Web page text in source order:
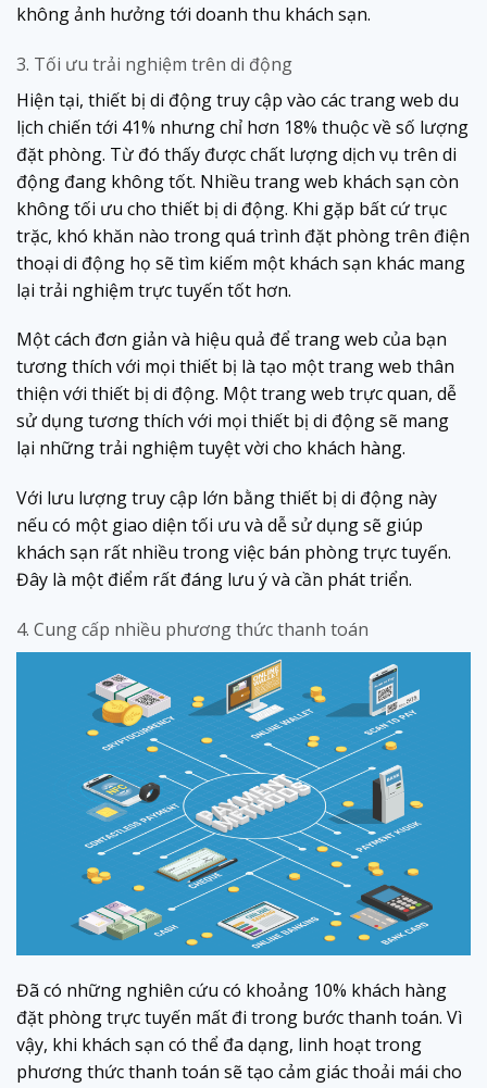
không ảnh hưởng tới doanh thu khách sạn.
3. Tối ưu trải nghiệm trên di động
Hiện tại, thiết bị di động truy cập vào các trang web du
lịch chiến tới 41% nhưng chỉ hơn 18% thuộc về số lượng
đặt phòng. Từ đó thấy được chất lượng dịch vụ trên di
động đang không tốt. Nhiều trang web khách sạn còn
không tối ưu cho thiết bị di động. Khi gặp bất cứ trục
trặc, khó khăn nào trong quá trình đặt phòng trên điện
thoại di động họ sẽ tìm kiếm một khách sạn khác mang
lại trải nghiệm trực tuyến tốt hơn.
Một cách đơn giản và hiệu quả để trang web của bạn
tương thích với mọi thiết bị là tạo một trang web thân
thiện với thiết bị di động. Một trang web trực quan, dễ
sử dụng tương thích với mọi thiết bị di động sẽ mang
lại những trải nghiệm tuyệt vời cho khách hàng.
Với lưu lượng truy cập lớn bằng thiết bị di động này
nếu có một giao diện tối ưu và dễ sử dụng sẽ giúp
khách sạn rất nhiều trong việc bán phòng trực tuyến.
Đây là một điểm rất đáng lưu ý và cần phát triển.
4. Cung cấp nhiều phương thức thanh toán
Đã có những nghiên cứu có khoảng 10% khách hàng
đặt phòng trực tuyến mất đi trong bước thanh toán. Vì
vậy, khi khách sạn có thể đa dạng, linh hoạt trong
phương thức thanh toán sẽ tạo cảm giác thoải mái cho